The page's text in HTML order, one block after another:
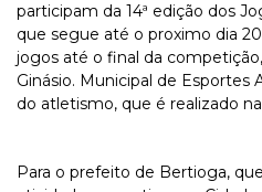
participam da 14ª edição dos
que segue até o proximo dia
jogos até o final da
Ginásio. Municipal de Esportes
do atletismo, que é realizado
Para o prefeito de Bertioga,